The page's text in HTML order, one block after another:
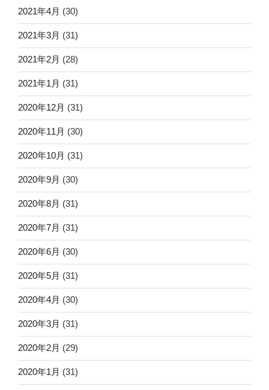
2021年4月 (30)
2021年3月 (31)
2021年2月 (28)
2021年1月 (31)
2020年12月 (31)
2020年11月 (30)
2020年10月 (31)
2020年9月 (30)
2020年8月 (31)
2020年7月 (31)
2020年6月 (30)
2020年5月 (31)
2020年4月 (30)
2020年3月 (31)
2020年2月 (29)
2020年1月 (31)